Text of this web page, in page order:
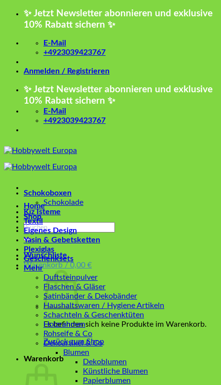
Zum
✨ Jetzt Newsletter abonnieren und exklusive
10% Rabatt sichern ✨
E-Mail
+4923039423767
Anmelden / Registrieren
✨ Jetzt Newsletter abonnieren und exklusive
10% Rabatt sichern ✨
E-Mail
+4923039423767
Home
Shop
Suchen
nach:
Wunschliste
Warenkorb / 0,00 €
Es befinden sich keine Produkte im Warenkorb.
Zurück zum Shop
Warenkorb
Schokoboxen
Schokolade
Kız İsteme
Textil
Eigenes Design
Yasin & Gebetsketten
Plexiglas
Geschenksets
Mehr
Duftsteinpulver
Flaschen & Gläser
Satinbänder & Dekobänder
Haushaltswaren / Hygiene Artikeln
Schachteln & Geschenktüten
Holzrahmen
Rohseife & Co
Dekoartikel & Co
Blumen
Dekoblumen
Künstliche Blumen
Papierblumen